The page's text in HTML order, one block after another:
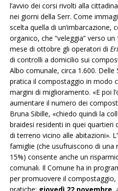
l’avvio dei corsi rivolti alla
nei giorni della Serr. Come
scelta quella di un’imbarcazione,
organico, che “veleggia” verso
mese di ottobre gli operatori di
di controlli a domicilio sui
Albo comunale, circa 1.600. Delle
pratica il compostaggio in modo
margini di miglioramento. «E poi
aumentare il numero dei
Bruna Sibille, «chiedo quindi la
braidesi residenti in quei quartieri
di terreno vicino alle abitazioni».
famiglie (che usufruiscono di una
15%) consente anche un
comunali. Il Comune ha in
per promuovere il